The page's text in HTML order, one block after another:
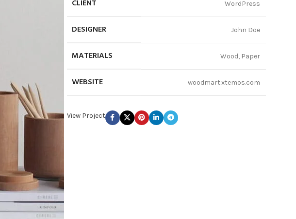
CLIENT WordPress
DESIGNER John Doe
MATERIALS Wood, Paper
WEBSITE woodmart.xtemos.com
View Project